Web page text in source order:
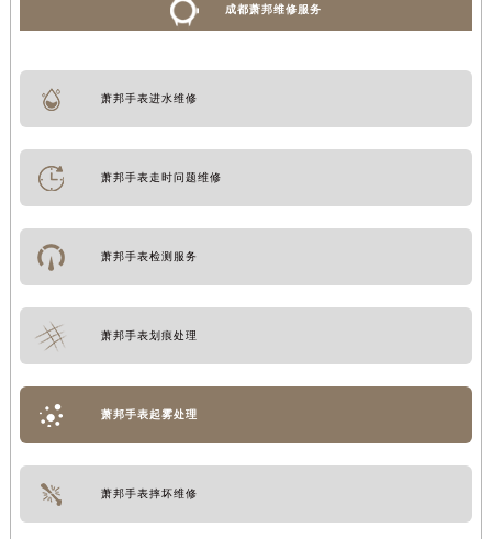
成都萧邦维修服务
萧邦手表进水维修
萧邦手表走时问题维修
萧邦手表检测服务
萧邦手表划痕处理
萧邦手表起雾处理
萧邦手表摔坏维修